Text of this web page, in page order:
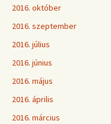
2016. október
2016. szeptember
2016. július
2016. június
2016. május
2016. április
2016. március